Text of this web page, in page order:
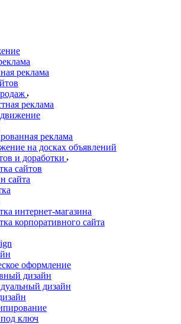
реклама
реклама
реклама
на досках объявлений
и доработки
сайтов
сайта
интернет-магазина
корпоративного сайта
оформление
дизайн
дизайн
ключ